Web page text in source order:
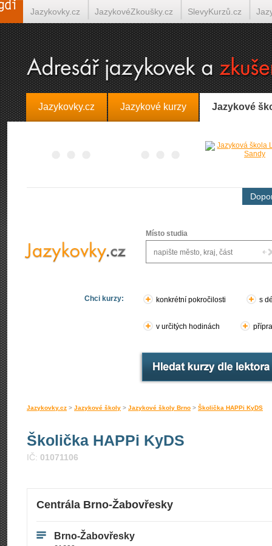
Jazykovky.cz Jazykové kurzy Jazykové
Místo studia
Chci kurzy: konkrétní pokročilosti s
v určitých hodinách
Jazykovky.cz > Jazykové školy > Jazykové školy Brno > Školička HAPPi KyDS
Školička HAPPi KyDS
IČ: 01071106
Centrála Brno-Žabovřesky
Brno-Žabovřesky
Jazykovky.cz JazykovéZkoušky.cz SlevyKurzů.cz
Španělština on-line Italština on-line Tlumočení-